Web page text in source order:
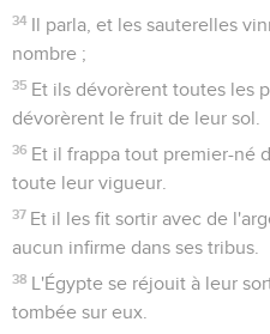
34 Il parla, et les sauterelles
nombre ;
35 Et ils dévorèrent toutes les
dévorèrent le fruit de leur sol.
36 Et il frappa tout premier-né
toute leur vigueur.
37 Et il les fit sortir avec de
aucun infirme dans ses tribus.
38 L'Égypte se réjouit à leur
tombée sur eux.